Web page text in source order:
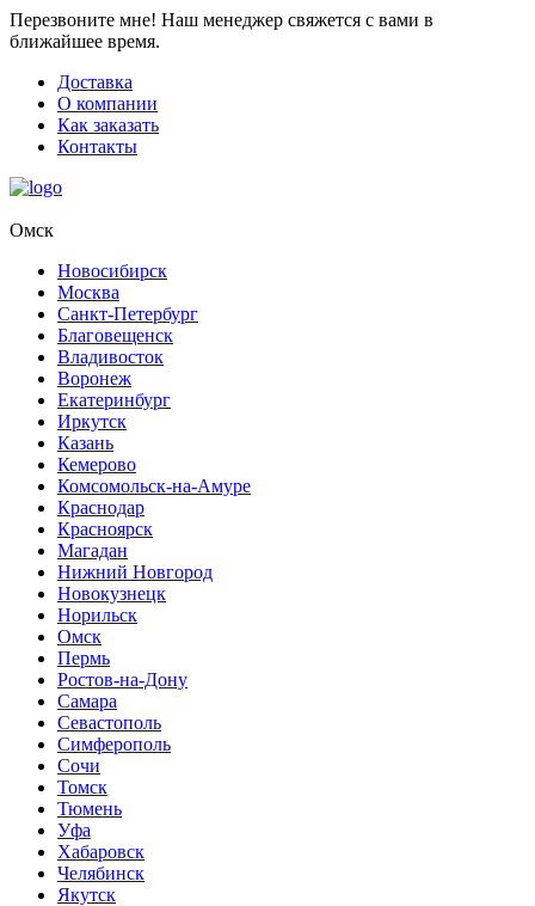
Перезвоните мне! Наш менеджер свяжется с вами в
ближайшее время.
Доставка
О компании
Как заказать
Контакты
Омск
Новосибирск
Москва
Санкт-Петербург
Благовещенск
Владивосток
Воронеж
Екатеринбург
Иркутск
Казань
Кемерово
Комсомольск-на-Амуре
Краснодар
Красноярск
Магадан
Нижний Новгород
Новокузнецк
Норильск
Омск
Пермь
Ростов-на-Дону
Самара
Севастополь
Симферополь
Сочи
Томск
Тюмень
Уфа
Хабаровск
Челябинск
Якутск